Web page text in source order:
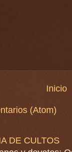
Inicio
(Atom)
DE CULTOS